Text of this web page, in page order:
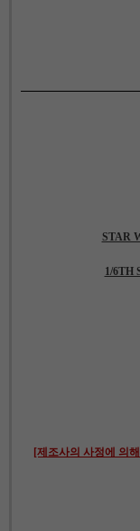
STAR
1/6TH
[제조사의 사정에 의